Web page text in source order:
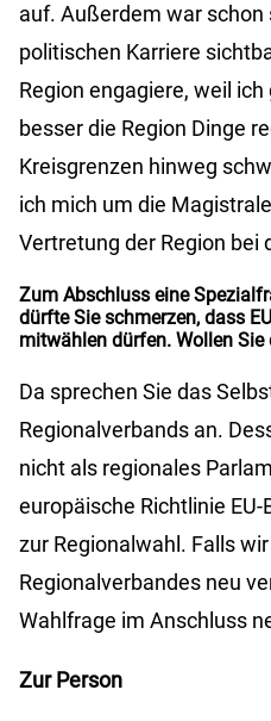
auf. Außerdem war schon
politischen Karriere
Region engagiere, weil ich
besser die Region Dinge
Kreisgrenzen hinweg
ich mich um die
Vertretung der Region bei
Zum Abschluss eine
dürfte Sie schmerzen, dass
mitwählen dürfen. Wollen Sie
Da sprechen Sie das
Regionalverbands an.
nicht als regionales
europäische Richtlinie
zur Regionalwahl. Falls
Regionalverbandes neu
Wahlfrage im Anschluss
Zur Person